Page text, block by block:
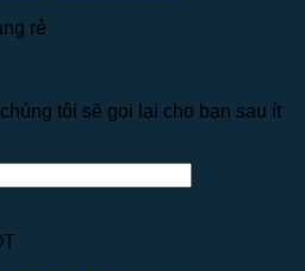
rẻ
tôi sẽ gọi lại cho bạn sau ít